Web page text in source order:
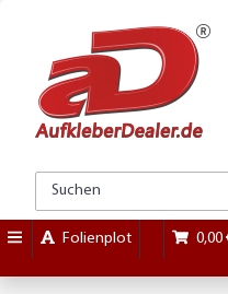
Folienplot 0,00